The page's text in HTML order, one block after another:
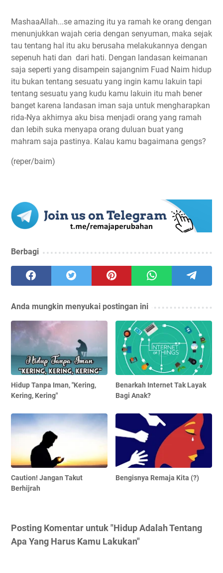
MashaaAllah...se amazing itu ya ramah ke orang dengan
menunjukkan wajah ceria dengan senyuman, maka sejak
tau tentang hal itu aku berusaha melakukannya dengan
sepenuh hati dan dari hati. Dengan landasan keimanan
saja seperti yang disampein sajangnim Fuad Naim hidup
itu bukan tentang sesuatu yang ingin kamu lakuin tapi
tentang sesuatu yang kudu kamu lakuin itu mah bener
banget karena landasan iman saja untuk mengharapkan
rida-Nya akhirnya aku bisa menjadi orang yang ramah
dan lebih suka menyapa orang duluan buat yang
mahram saja pastinya. Kalau kamu bagaimana gengs?
(reper/baim)
Berbagi
Anda mungkin menyukai postingan ini
Hidup Tanpa Iman, "Kering,
Kering, Kering"
Benarkah Internet Tak Layak
Bagi Anak?
Caution! Jangan Takut
Berhijrah
Bengisnya Remaja Kita (?)
Posting Komentar untuk "Hidup Adalah Tentang
Apa Yang Harus Kamu Lakukan"